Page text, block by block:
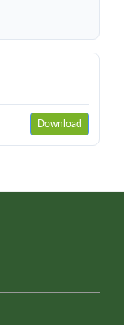
Download